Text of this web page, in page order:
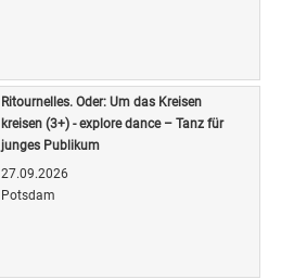
Ritournelles. Oder: Um das Kreisen
kreisen (3+) - explore dance – Tanz für
junges Publikum
27.09.2026
Potsdam